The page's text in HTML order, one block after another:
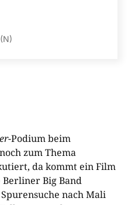
-Podium beim
zum Thema
da kommt ein Film
Big Band
nach Mali